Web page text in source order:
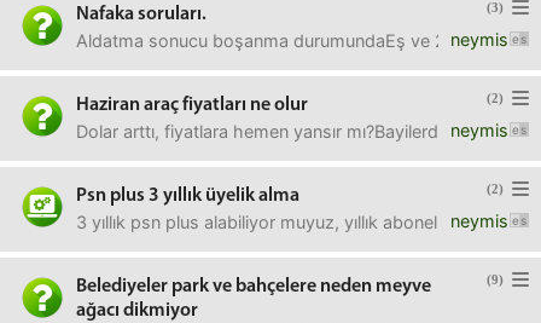
(3)
Nafaka soruları.
neymis
Aldatma sonucu boşanma durumundaEş ve 2 çocuk için
(2)
Haziran araç fiyatları ne olur
neymis
Dolar arttı, fiyatlara hemen yansır mı?Bayilerden haberler
(2)
Psn plus 3 yıllık üyelik alma
neymis
3 yıllık psn plus alabiliyor muyuz, yıllık aboneliği 3 kez
(9)
Belediyeler park ve bahçelere neden meyve
ağacı dikmiyor